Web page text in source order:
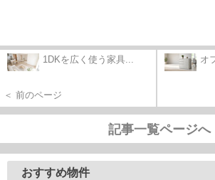
1DKを広く使う家具...
＜ 前のページ
オ
記事一覧ページへ
おすすめ物件